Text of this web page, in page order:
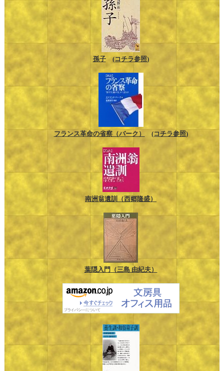
孫子 (コチラ参照)
フランス革命の省察（バーク） (コチラ参照)
南洲翁遺訓（西郷隆盛）
葉隠入門（三島 由紀夫）